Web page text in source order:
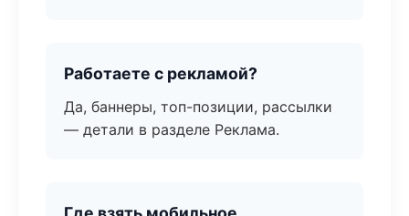
Работаете с рекламой?
Да, баннеры, топ-позиции, рассылки
— детали в разделе Реклама.